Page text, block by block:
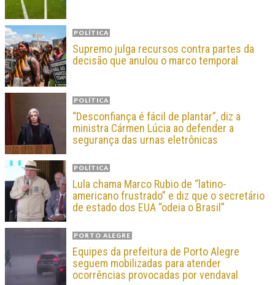
POLÍTICA
Supremo julga recursos contra partes da
decisão que anulou o marco temporal
POLÍTICA
“Desconfiança é fácil de plantar”, diz a
ministra Cármen Lúcia ao defender a
segurança das urnas eletrônicas
POLÍTICA
Lula chama Marco Rubio de “latino-
americano frustrado” e diz que o secretário
de estado dos EUA “odeia o Brasil”
PORTO ALEGRE
Equipes da prefeitura de Porto Alegre
seguem mobilizadas para atender
ocorrências provocadas por vendaval